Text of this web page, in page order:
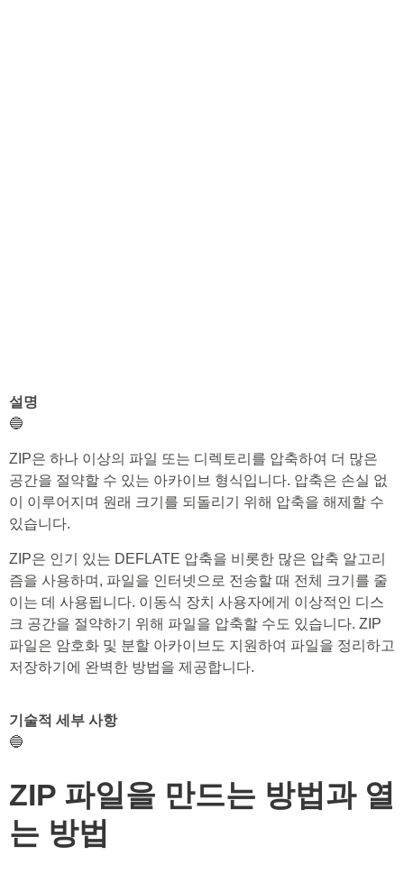
설명
🔵
ZIP은 하나 이상의 파일 또는 디렉토리를 압축하여 더 많은
공간을 절약할 수 있는 아카이브 형식입니다. 압축은 손실 없
이 이루어지며 원래 크기를 되돌리기 위해 압축을 해제할 수
있습니다.
ZIP은 인기 있는 DEFLATE 압축을 비롯한 많은 압축 알고리
즘을 사용하며, 파일을 인터넷으로 전송할 때 전체 크기를 줄
이는 데 사용됩니다. 이동식 장치 사용자에게 이상적인 디스
크 공간을 절약하기 위해 파일을 압축할 수도 있습니다. ZIP
파일은 암호화 및 분할 아카이브도 지원하여 파일을 정리하고
저장하기에 완벽한 방법을 제공합니다.
기술적 세부 사항
🔵
ZIP 파일을 만드는 방법과 열
는 방법